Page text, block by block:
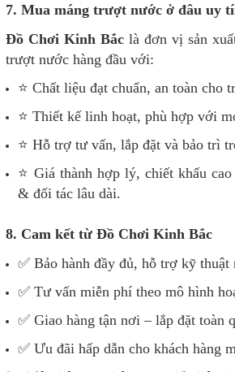
7. Mua máng trượt nước ở đâu uy
Đồ Chơi Kinh Bắc là đơn vị sản
trượt nước hàng đầu với:
⭐ Chất liệu đạt chuẩn, an toàn cho
⭐ Thiết kế linh hoạt, phù hợp với
⭐ Hỗ trợ tư vấn, lắp đặt và bảo trì
⭐ Giá thành hợp lý, chiết khấu
& đối tác lâu dài.
8. Cam kết từ Đồ Chơi Kinh Bắc
✅ Bảo hành đầy đủ, hỗ trợ kỹ thuật
✅ Tư vấn miễn phí theo mô hình
✅ Giao hàng tận nơi – lắp đặt toàn
✅ Ưu đãi hấp dẫn cho khách hàng